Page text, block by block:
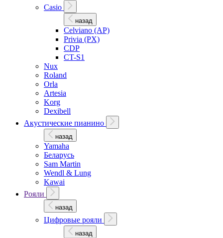
Casio
назад
Celviano (AP)
Privia (PX)
CDP
CT-S1
Nux
Roland
Orla
Artesia
Korg
Dexibell
Акустические пианино
назад
Yamaha
Беларусь
Sam Martin
Wendl & Lung
Kawai
Рояли
назад
Цифровые рояли
назад